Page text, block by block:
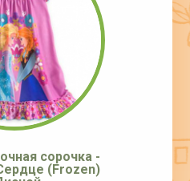
сорочка -
(Frozen)